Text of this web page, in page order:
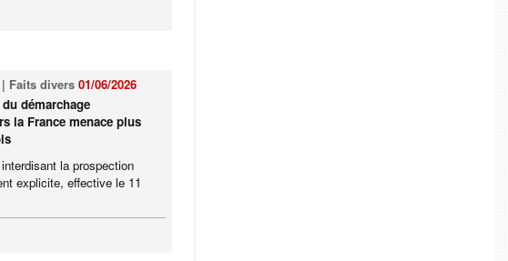
Faits divers 01/06/2026
démarchage
la France menace plus
la prospection
explicite, effective le 11